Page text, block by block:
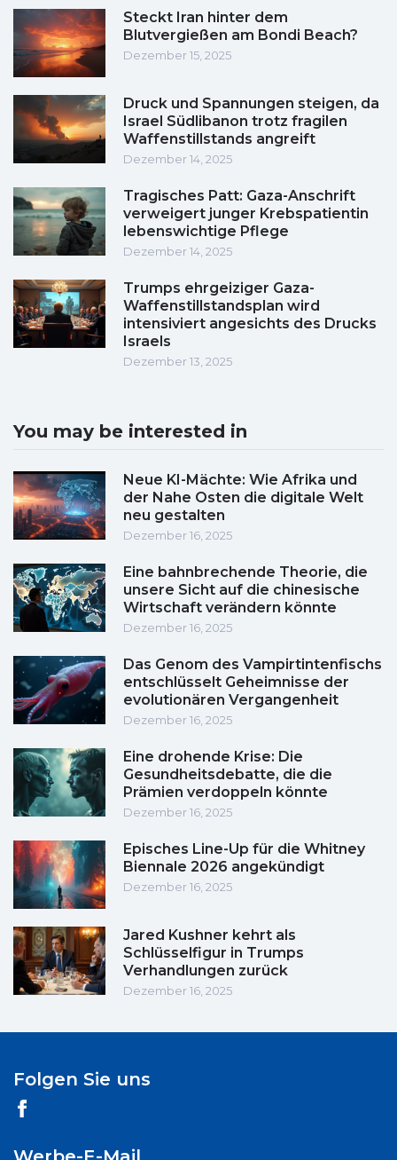
Steckt Iran hinter dem
Blutvergießen am Bondi Beach?
Dezember 15, 2025
Druck und Spannungen steigen, da
Israel Südlibanon trotz fragilen
Waffenstillstands angreift
Dezember 14, 2025
Tragisches Patt: Gaza-Anschrift
verweigert junger Krebspatientin
lebenswichtige Pflege
Dezember 14, 2025
Trumps ehrgeiziger Gaza-
Waffenstillstandsplan wird
intensiviert angesichts des Drucks
Israels
Dezember 13, 2025
You may be interested in
Neue KI-Mächte: Wie Afrika und
der Nahe Osten die digitale Welt
neu gestalten
Dezember 16, 2025
Eine bahnbrechende Theorie, die
unsere Sicht auf die chinesische
Wirtschaft verändern könnte
Dezember 16, 2025
Das Genom des Vampirtintenfischs
entschlüsselt Geheimnisse der
evolutionären Vergangenheit
Dezember 16, 2025
Eine drohende Krise: Die
Gesundheitsdebatte, die die
Prämien verdoppeln könnte
Dezember 16, 2025
Episches Line-Up für die Whitney
Biennale 2026 angekündigt
Dezember 16, 2025
Jared Kushner kehrt als
Schlüsselfigur in Trumps
Verhandlungen zurück
Dezember 16, 2025
Folgen Sie uns